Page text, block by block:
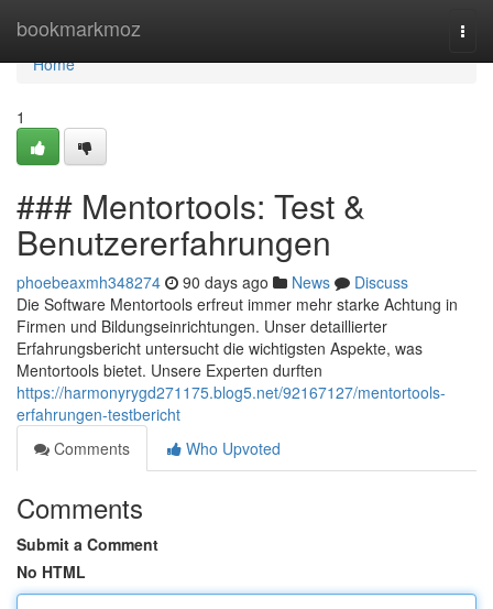
bookmarkmoz
Home
Home
1
### Mentortools: Test &
Benutzererfahrungen
phoebeaxmh348274 90 days ago News
Discuss
Die Software Mentortools erfreut immer mehr starke Achtung in
Firmen und Bildungseinrichtungen. Unser detaillierter
Erfahrungsbericht untersucht die wichtigsten Aspekte, was
Mentortools bietet. Unsere Experten durften
https://harmonyrygd271175.blog5.net/92167127/mentortools-
erfahrungen-testbericht
Comments
Who Upvoted
Comments
Submit a Comment
No HTML